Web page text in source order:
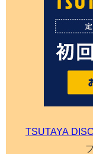
TSUTAYA